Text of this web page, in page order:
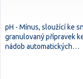
pH - Mínus, sloužící ke
granulovaný přípravek
nádob automatických…